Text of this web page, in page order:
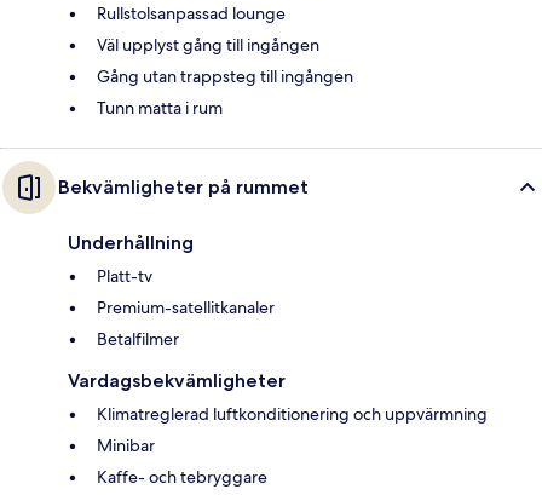
Rullstolsanpassad lounge
Väl upplyst gång till ingången
Gång utan trappsteg till ingången
Tunn matta i rum
Bekvämligheter på rummet
Underhållning
Platt-tv
Premium-satellitkanaler
Betalfilmer
Vardagsbekvämligheter
Klimatreglerad luftkonditionering och uppvärmning
Minibar
Kaffe- och tebryggare